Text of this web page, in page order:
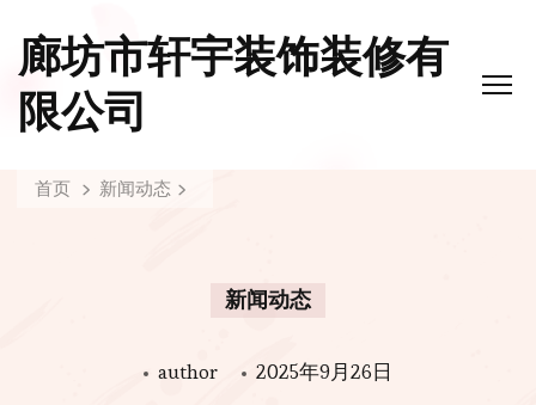
廊坊市轩宇装饰装修有
限公司
首页 新闻动态
新闻动态
author 2025年9月26日